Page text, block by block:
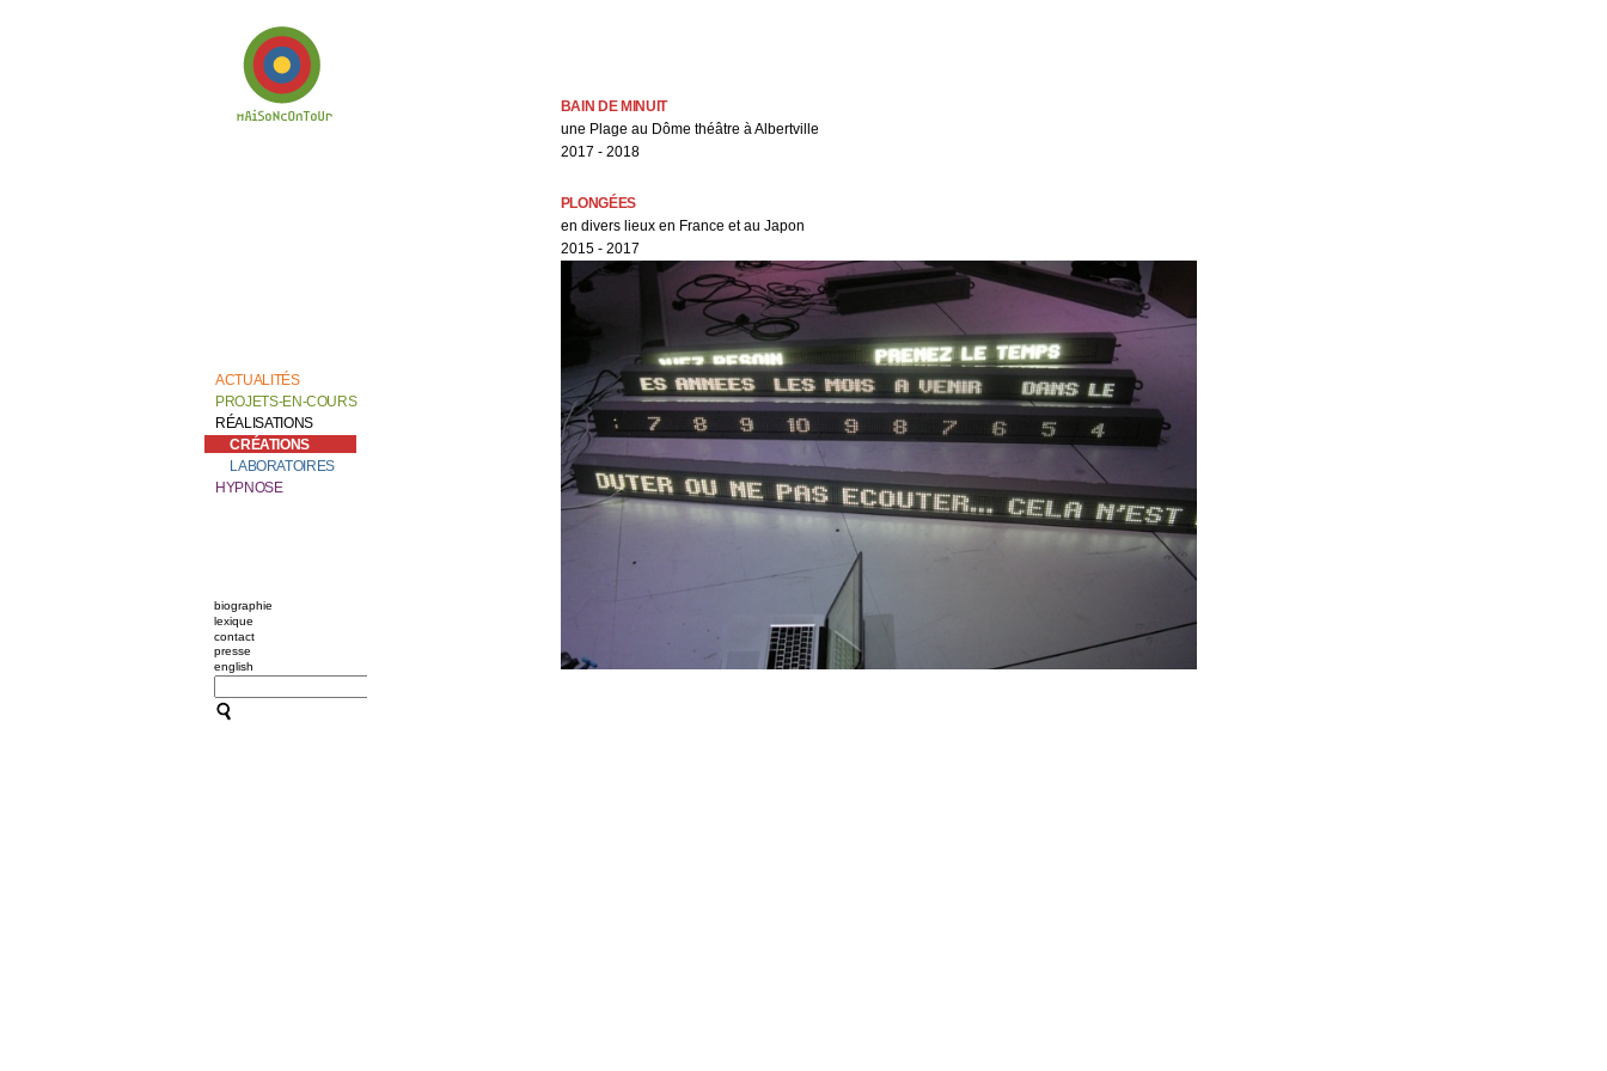
BAIN DE MINUIT
une Plage au Dôme théâtre à Albertville
2017 - 2018
PLONGÉES
en divers lieux en France et au Japon
2015- 2017
ACTUALITÉS
PROJETS-EN-COURS
RÉALISATIONS
CRÉATIONS
LABORATOIRES
HYPNOSE
biographie
lexique
contact
presse
english